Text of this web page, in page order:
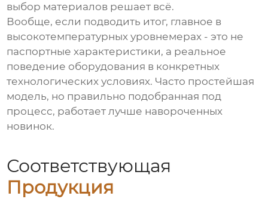
выбор материалов решает всё.
Вообще, если подводить итог, главное в
высокотемпературных уровнемерах - это не
паспортные характеристики, а реальное
поведение оборудования в конкретных
технологических условиях. Часто простейшая
модель, но правильно подобранная под
процесс, работает лучше навороченных
новинок.
Соответствующая
Продукция